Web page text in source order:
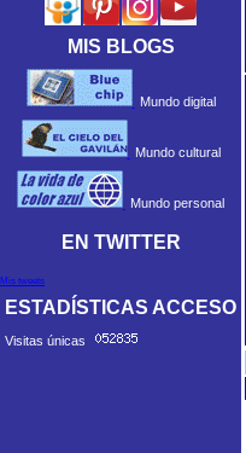
MIS BLOGS
Mundo digital
Mundo cultural
Mundo personal
EN TWITTER
Mis tweets
ESTADÍSTICAS ACCESO
Visitas únicas